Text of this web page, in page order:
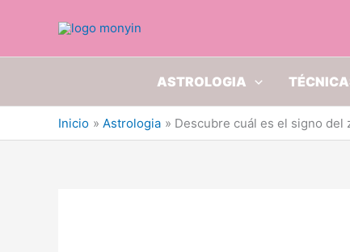
ASTROLOGIA
Inicio Astrologia Descubre cuál es el signo del